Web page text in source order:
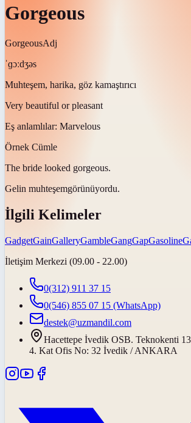
Gorgeous
GorgeousAdj
ˈɡɔːdʒəs
Muhteşem, harika, göz kamaştırıcı
Very beautiful or pleasant
Eş anlamlılar: Marvelous
Örnek Cümle
The bride looked gorgeous.
Gelin muhteşemgörünüyordu.
İlgili Kelimeler
GadgetGainGalleryGambleGangGapGasoline
İletişim Merkezi (09.00 - 22.00)
0(312) 911 37 15
0(546) 855 07 15 (WhatsApp)
destek@uzmandil.com
Hacettepe İvedik OSB. Teknokenti
4. Kat Ofis No: 32 İvedik / ANKARA